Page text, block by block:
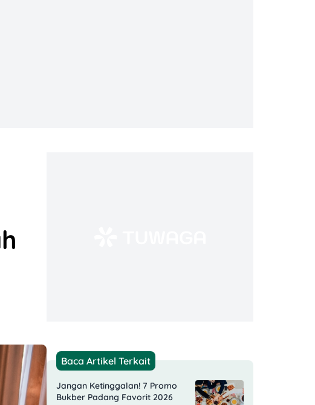
Baca Artikel Terkait
Jangan Ketinggalan! 7 Promo
Bukber Padang Favorit 2026